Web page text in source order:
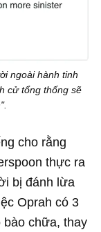
ngoài hành tinh
cử tổng thống sẽ
cho rằng
thực ra
bị đánh lừa
Oprah có 3
bào chữa, thay